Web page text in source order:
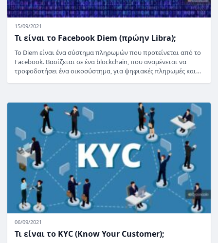
15/09/2021
Τι είναι το Facebook Diem (πρώην Libra);
Το Diem είναι ένα σύστημα πληρωμών που προτείνεται από το
Facebook. Βασίζεται σε ένα blockchain, που αναμένεται να
τροφοδοτήσει ένα οικοσύστημα, για ψηφιακές πληρωμές και…
06/09/2021
Τι είναι το KYC (Know Your Customer);